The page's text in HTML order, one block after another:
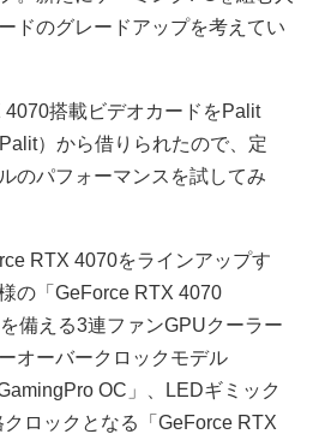
ドのグレードアップを考えてい
搭載ビデオカードをPalit
）から借りられたので、定
のパフォーマンスを試してみ
RTX 4070をラインアップす
の「GeForce RTX 4070
備える3連ファンGPUクーラー
オーバークロックモデル
OC」、LEDギミック
ロックとなる「GeForce RTX